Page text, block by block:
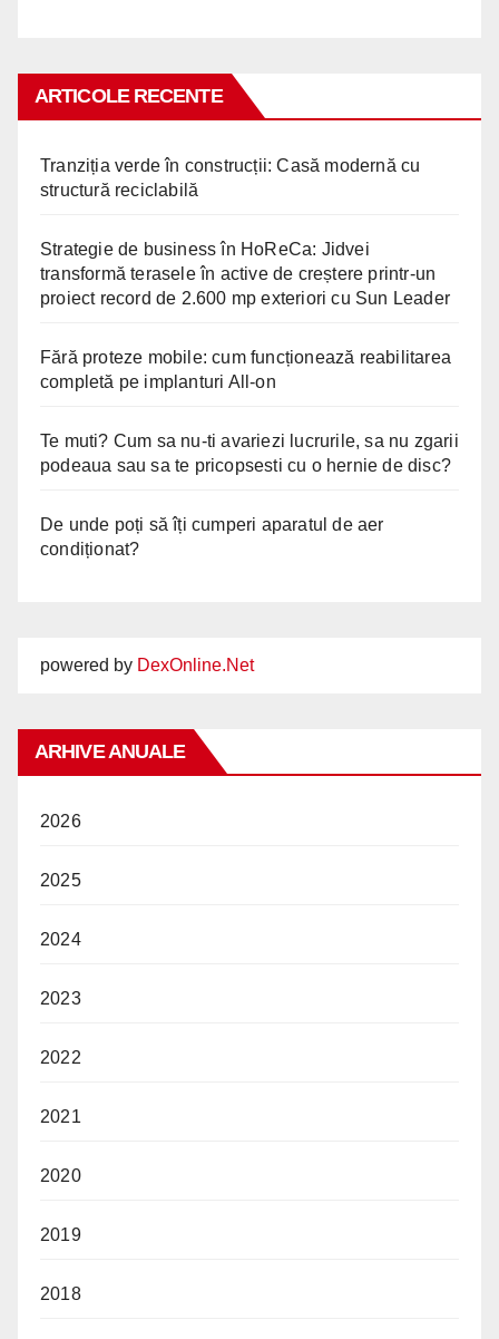
ARTICOLE RECENTE
Tranziția verde în construcții: Casă modernă cu
structură reciclabilă
Strategie de business în HoReCa: Jidvei
transformă terasele în active de creștere printr-un
proiect record de 2.600 mp exteriori cu Sun Leader
Fără proteze mobile: cum funcționează reabilitarea
completă pe implanturi All-on
Te muti? Cum sa nu-ti avariezi lucrurile, sa nu zgarii
podeaua sau sa te pricopsesti cu o hernie de disc?
De unde poți să îți cumperi aparatul de aer
condiționat?
powered by DexOnline.Net
ARHIVE ANUALE
2026
2025
2024
2023
2022
2021
2020
2019
2018